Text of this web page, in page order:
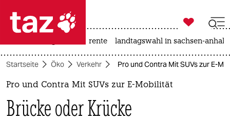
 taz zahl ich
taz zahl ich
politik

taz zahl ich
rente landtagswahl in sachsen-anhalt
Startseite Öko Verkehr Pro und Contra Mit SUVs zur E-
Pro und Contra Mit SUVs zur E-Mobilität
Brücke oder Krücke